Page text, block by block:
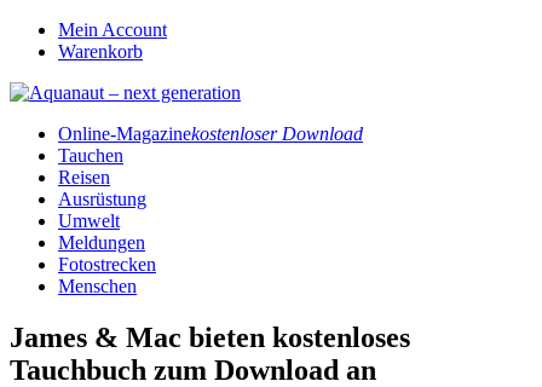
Mein Account
Warenkorb
Online-Magazinekostenloser Download
Tauchen
Reisen
Ausrüstung
Umwelt
Meldungen
Fotostrecken
Menschen
James & Mac bieten kostenloses
Tauchbuch zum Download an